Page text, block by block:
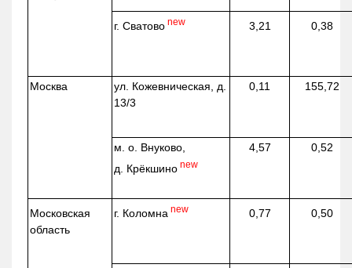
г. Сватово new 3,21 0,38
Москва ул. Кожевническая, д.
13/3
0,11 155,72
м. о. Внуково,
д. Крёкшино new
4,57 0,52
Московская
область
г. Коломна new 0,77 0,50